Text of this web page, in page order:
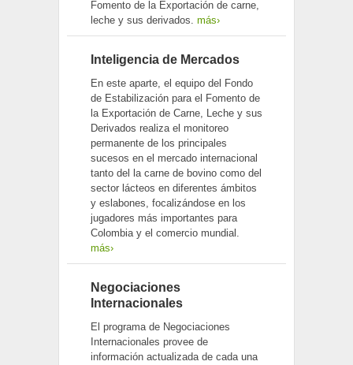
Fomento de la Exportación de carne,
leche y sus derivados. más›
Inteligencia de Mercados
En este aparte, el equipo del Fondo
de Estabilización para el Fomento de
la Exportación de Carne, Leche y sus
Derivados realiza el monitoreo
permanente de los principales
sucesos en el mercado internacional
tanto del la carne de bovino como del
sector lácteos en diferentes ámbitos
y eslabones, focalizándose en los
jugadores más importantes para
Colombia y el comercio mundial.
más›
Negociaciones
Internacionales
El programa de Negociaciones
Internacionales provee de
información actualizada de cada una